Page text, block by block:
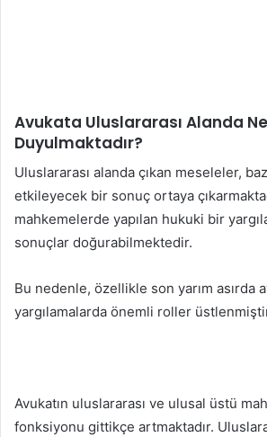
Avukata Uluslararası Alanda
Duyulmaktadır?
Uluslararası alanda çıkan meseleler,
etkileyecek bir sonuç ortaya
mahkemelerde yapılan hukuki bir
sonuçlar doğurabilmektedir.
Bu nedenle, özellikle son yarım asırda
yargılamalarda önemli roller
Avukatın uluslararası ve ulusal üstü
fonksiyonu gittikçe artmaktadır.